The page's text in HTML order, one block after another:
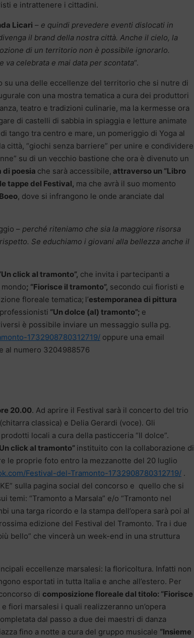
e intrattenere i cittadini.
Licari – e quindi prevedere eventi dislocati in
il brand della nostra città. Anche il cielo, la
di un territorio non è possibile ignorarlo.
va celebrata e mai data per scontata“.
su una delle eccellenze del territorio che si nutre di
con una mostra tematica a cura dei produttori
teatro e tradizioni culinarie, ma la kermesse ora
di castelli di sabbia in spiaggia e letture animate
tango tra centro e mare, un pomeriggio di Yoga al
città, “giochi senza barriere” per unire e condividere
su di un vecchio bastione che ora è divenuto un
di poesia che sarà accessibile, attraverso un “Libro
tappe del Festival, ma che avrà il suo momento
, dove si infrangono le onde aranciate dal
– perché riteniamo che sia la maggiore risorsa
Se educhiamo i giovani alla bellezza anche il
click al tramonto”, che invita i partecipanti a
; “Fiorisce il tramonto”, secondo cui fioristi e
floreale tematica; l’estemporanea di pittura
“Un dolce (al) tramonto”; e
è possibile inviare un messaggio sulla pg.
1732908780312719/ oppure una email
al numero 3204988576
20.00. Ad aprire il Festival sarà il concerto del trio
classica) e Delia Gerardi (voce). Gli
locali a cura della pasticceria “Il dolce”.
click al tramonto” instituito con la collaborazione di
le proprie foto entro la mezzanotte del 20 luglio
Festival-del-Tramonto-1732908780312719/ .
sulla pagina social del concorso e quello che si
temi: “Tramonto a Marsala” e/o “Tramonto nel
una targa ricordo e la stampa dell’opera sarà poi al
edizione del Festival del Tramonto. Tra i due
bello” che vincerà un week-end in una struttura
eccellenze marsalesi: la floricoltura. Infatti non
esportati in tutta Italia e anche all’estero. Per
di composizione floreale dal titolo: “Fiorisce
fiori marsalesi i quali realizzeranno un’opera
dal passo a due dei maestri di danza
fino a notte a cura del gruppo musicale “Insieme